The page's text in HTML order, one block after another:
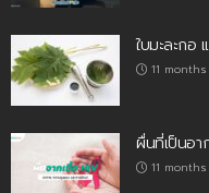
ใบมะละก
11
ผื่นที่เป็นอา
11